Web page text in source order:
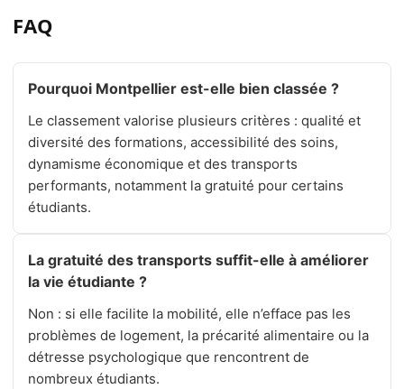
FAQ
Pourquoi Montpellier est-elle bien classée ?
Le classement valorise plusieurs critères : qualité et
diversité des formations, accessibilité des soins,
dynamisme économique et des transports
performants, notamment la gratuité pour certains
étudiants.
La gratuité des transports suffit-elle à améliorer
la vie étudiante ?
Non : si elle facilite la mobilité, elle n’efface pas les
problèmes de logement, la précarité alimentaire ou la
détresse psychologique que rencontrent de
nombreux étudiants.